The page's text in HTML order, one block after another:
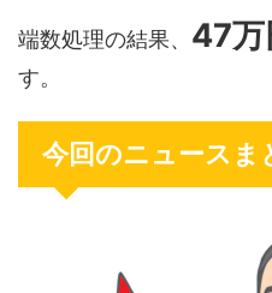
端数処理の結果、 47万
す。
今回のニュースま